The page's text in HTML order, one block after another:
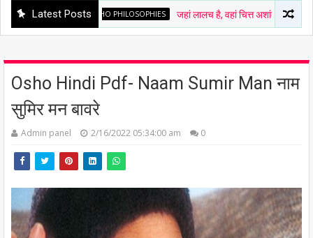
Latest Posts
OSHO PHILOSOPHIES जहां लालच है, वहां चित्त अशांत है - ओशो
Osho Hindi Pdf- Naam Sumir Man नाम
सुमिर मन बावरे
Admin panel 2/16/2022 05:34:00 am 0